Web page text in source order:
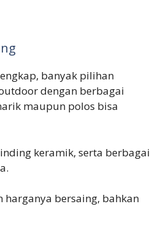
banyak pilihan
dengan berbagai
maupun polos bisa
keramik, serta berbagai
harganya bersaing, bahkan